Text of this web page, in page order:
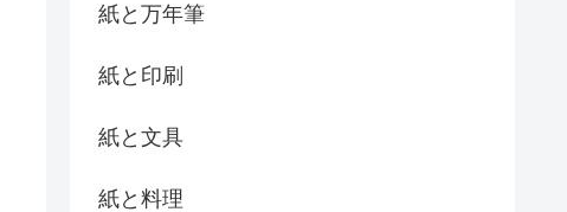
紙と万年筆
紙と印刷
紙と文具
紙と料理